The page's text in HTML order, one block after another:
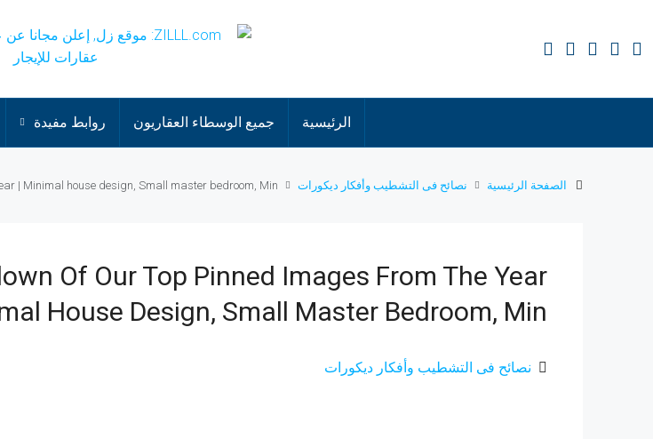
الرئيسية جميع الوسطاء العقاريون روابط مفيدة
الصفحة الرئيسية نصائح فى التشطيب وأفكار ديكورات | Minimal house design, Small master bedroom, Min
Of Our Top Pinned Images From The Year
House Design, Small Master Bedroom, Min
نصائح فى التشطيب وأفكار ديكورات